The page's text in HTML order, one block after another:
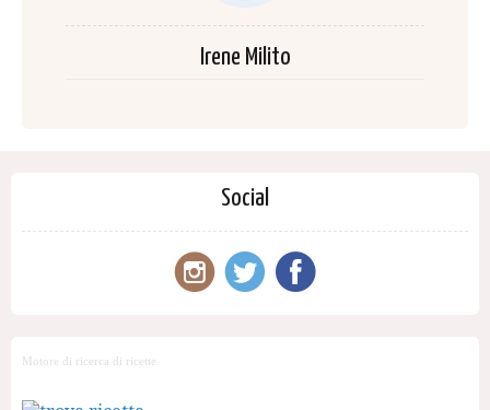
Irene Milito
Social
Motore di ricerca di ricette